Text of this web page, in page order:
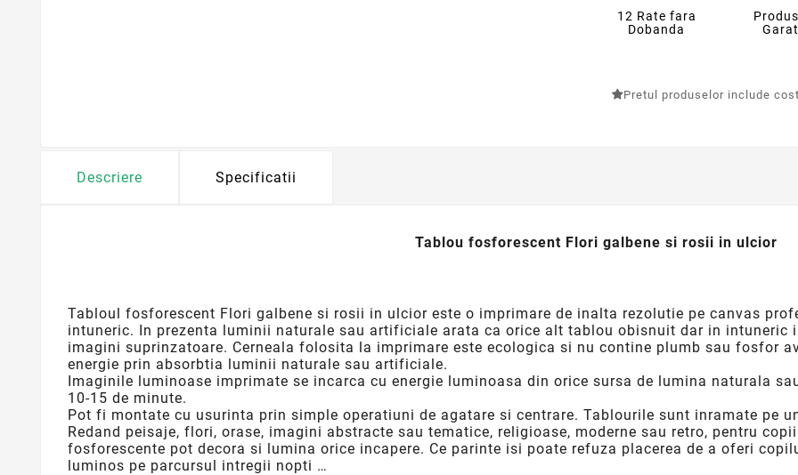
12 Rate fara
Dobanda
Pretul produselor include
Descriere Specificatii
Tablou fosforescent Flori galbene si rosii in ulcior
Tabloul fosforescent Flori galbene si rosii in ulcior este o imprimare de inalta rezolutie pe canvas
intuneric. In prezenta luminii naturale sau artificiale arata ca orice alt tablou obisnuit dar in intuneric
imagini suprinzatoare. Cerneala folosita la imprimare este ecologica si nu contine plumb sau fosfor
energie prin absorbtia luminii naturale sau artificiale.
Imaginile luminoase imprimate se incarca cu energie luminoasa din orice sursa de lumina naturala
10-15 de minute.
Pot fi montate cu usurinta prin simple operatiuni de agatare si centrare. Tablourile sunt inramate pe
Redand peisaje, flori, orase, imagini abstracte sau tematice, religioase, moderne sau retro, pentru
fosforescente pot decora si lumina orice incapere. Ce parinte isi poate refuza placerea de a oferi
luminos pe parcursul intregii nopti …